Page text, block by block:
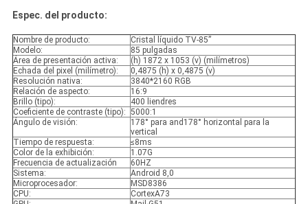
Espec. del producto:
Nombre de producto:
Cristal líquido TV-85”
Modelo:
85 pulgadas
Área de presentación activa:
(h) 1872 x 1053 (v) (milímetros)
Echada del pixel (milímetro):
0,4875 (h) x 0,4875 (v)
Resolución nativa:
3840*2160 RGB
Relación de aspecto:
16:9
Brillo (tipo):
400 liendres
Coeficiente de contraste (tipo): 5000:1
Ángulo de visión:
178° para and178° horizontal para la
vertical
Tiempo de respuesta:
≤8ms
Color de la exhibición:
1.07G
Frecuencia de actualización
60HZ
Sistema:
Android 8,0
Microprocesador:
MSD8386
CPU:
CortexA73